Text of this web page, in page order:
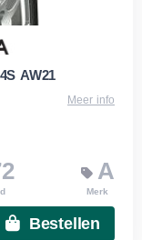
AW21
Meer info
A
Merk
Bestellen